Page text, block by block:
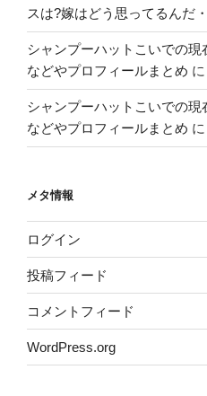
スは?嫁はどう思ってるんだ
シャンプーハットこいでの
などやプロフィールまとめ に
シャンプーハットこいでの
などやプロフィールまとめ に
メタ情報
ログイン
投稿フィード
コメントフィード
WordPress.org